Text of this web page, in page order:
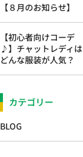
【８月のお知らせ】
【初心者向けコーデ
♪】チャットレディは
どんな服装が人気？
カテゴリー
BLOG